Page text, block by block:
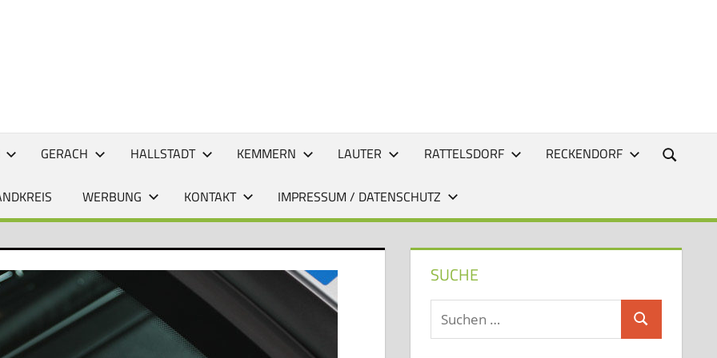
GERACH HALLSTADT KEMMERN LAUTER RATTELSDORF RECKENDORF
WERBUNG KONTAKT IMPRESSUM / DATENSCHUTZ
SUCHE
Suchen
nach:
Suchen